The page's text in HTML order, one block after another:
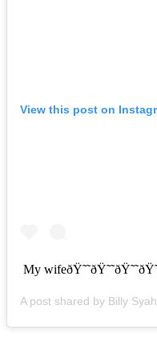
View this post on
My
A post shared by Billy